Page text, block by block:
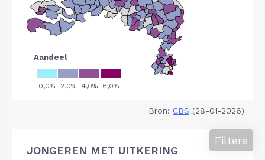
Bron: CBS (28-01-2026)
JONGEREN MET UITKERING
Filters